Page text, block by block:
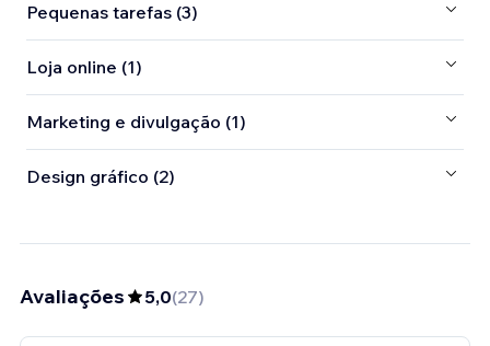
Pequenas tarefas (3)
Loja online (1)
Marketing e divulgação (1)
Design gráfico (2)
Avaliações 5,0(27)